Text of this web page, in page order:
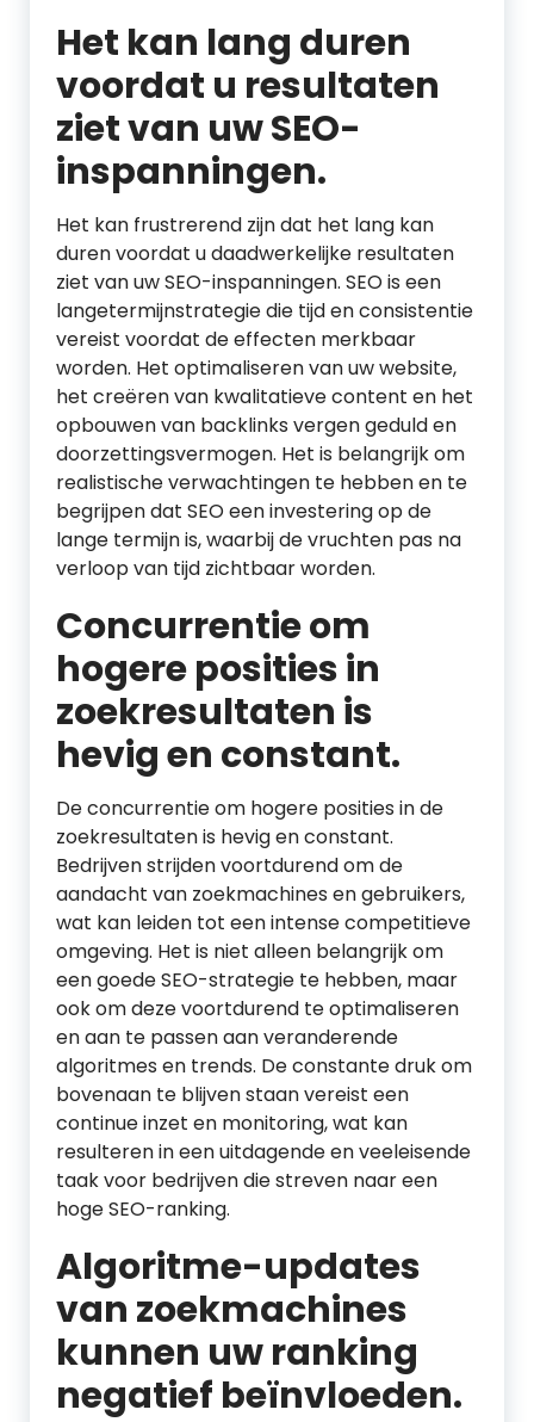
Het kan lang duren
voordat u resultaten
ziet van uw SEO-
inspanningen.
Het kan frustrerend zijn dat het lang kan
duren voordat u daadwerkelijke resultaten
ziet van uw SEO-inspanningen. SEO is een
langetermijnstrategie die tijd en consistentie
vereist voordat de effecten merkbaar
worden. Het optimaliseren van uw website,
het creëren van kwalitatieve content en het
opbouwen van backlinks vergen geduld en
doorzettingsvermogen. Het is belangrijk om
realistische verwachtingen te hebben en te
begrijpen dat SEO een investering op de
lange termijn is, waarbij de vruchten pas na
verloop van tijd zichtbaar worden.
Concurrentie om
hogere posities in
zoekresultaten is
hevig en constant.
De concurrentie om hogere posities in de
zoekresultaten is hevig en constant.
Bedrijven strijden voortdurend om de
aandacht van zoekmachines en gebruikers,
wat kan leiden tot een intense competitieve
omgeving. Het is niet alleen belangrijk om
een goede SEO-strategie te hebben, maar
ook om deze voortdurend te optimaliseren
en aan te passen aan veranderende
algoritmes en trends. De constante druk om
bovenaan te blijven staan vereist een
continue inzet en monitoring, wat kan
resulteren in een uitdagende en veeleisende
taak voor bedrijven die streven naar een
hoge SEO-ranking.
Algoritme-updates
van zoekmachines
kunnen uw ranking
negatief beïnvloeden.